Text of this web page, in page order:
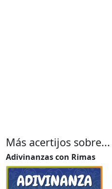
Más acertijos sobre...
Adivinanzas con Rimas